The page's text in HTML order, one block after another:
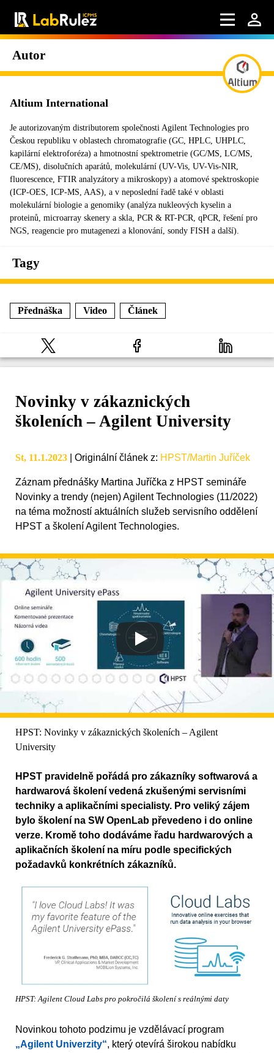
Autor
Altium International
Je autorizovaným distributorem společnosti Agilent Technologies pro
Českou republiku v oblastech chromatografie (GC, HPLC, UHPLC,
kapilární elektroforéza) a hmotnostní spektrometrie (GC/MS, LC/MS,
CE/MS), disolučních aparátů, molekulární (UV-Vis, UV-Vis-NIR,
fluorescence, FTIR analyzátory a mikroskopy) a atomové spektroskopie
(ICP-OES, ICP-MS, AAS), a v neposlední řadě také v oblasti
molekulární biologie a genomiky (analýza nukleových kyselin a
proteinů, microarray skenery a skla, PCR & RT-PCR, qPCR, řešení pro
NGS, reagencie pro mutagenezi a klonování, sondy FISH a další).
Tagy
Přednáška Video Článek
Novinky v zákaznických
školeních – Agilent University
St, 11.1.2023 Originální článek z: HPST/Martin Juříček
Záznam přednášky Martina Juříčka z HPST semináře
Novinky a trendy (nejen) Agilent Technologies (11/2022)
na téma možností aktuálních služeb servisního oddělení
HPST a školení Agilent Technologies.
HPST: Novinky v zákaznických školeních – Agilent
University
HPST pravidelně pořádá pro zákazníky softwarová a
hardwarová školení vedená zkušenými servisními
techniky a aplikačními specialisty. Pro veliký zájem
bylo školení na SW OpenLab převedeno i do online
verze. Kromě toho dodáváme řadu hardwarových a
aplikačních školení na míru podle specifických
požadavků konkrétních zákazníků.
HPST: Agilent Cloud Labs pro pokročilá školení s reálnými daty
Novinkou tohoto podzimu je vzdělávací program
„Agilent Univerzity“, který otevírá širokou nabídku